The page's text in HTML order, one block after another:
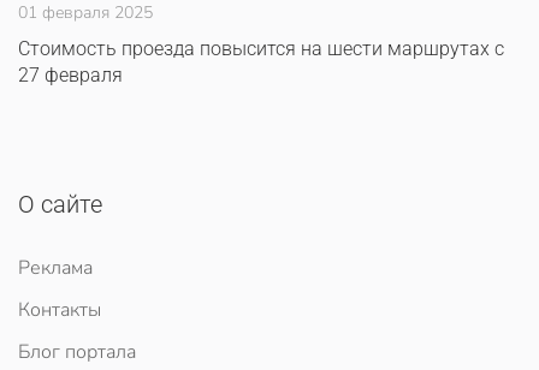
01 февраля 2025
Стоимость проезда повысится на шести маршрутах с
27 февраля
О сайте
Реклама
Контакты
Блог портала